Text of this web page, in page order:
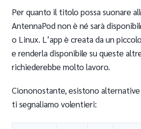
Per quanto il titolo possa suonare
AntennaPod non è né sarà
o Linux. L’app è creata da un
e renderla disponibile su queste
richiederebbe molto lavoro.
Ciononostante, esistono
ti segnaliamo volentieri: